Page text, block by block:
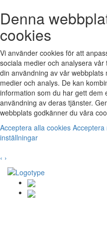
Denna
cookies
Vi använder cookies för att
sociala medier och analysera
din användning av vår
medier och analys. De kan
information som du har gett dem
användning av deras tjänster.
webbplats godkänner du våra
Acceptera alla cookies Acceptera
inställningar
‹ ›